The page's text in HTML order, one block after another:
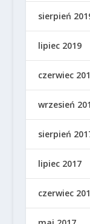
sierpień
lipiec 2019
czerwiec
wrzesień
sierpień
lipiec 2017
czerwiec